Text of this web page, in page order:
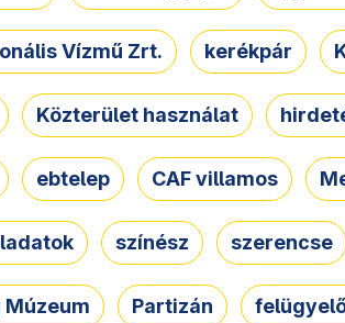
Vízmű Zrt. kerékpár
Közterület használat
ebtelep CAF villamos
színész szerencse
Múzeum Partizán